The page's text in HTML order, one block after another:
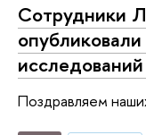
Сотрудники
Поздравляем